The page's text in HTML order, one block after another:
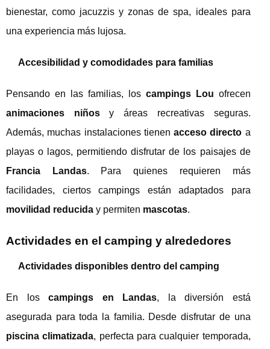
bienestar, como jacuzzis y zonas de spa, ideales para
una experiencia más lujosa.
Accesibilidad y comodidades para familias
Pensando en las familias, los campings Lou ofrecen
animaciones niñosy áreas recreativas seguras.
Además, muchas instalaciones tienenacceso directo a
playas o lagos, permitiendo disfrutar de los paisajes de
Francia Landas. Para quienes requieren más
facilidades, ciertos campings están adaptados para
movilidad reducida y permiten mascotas.
Actividades en el camping y alrededores
Actividades disponibles dentro del camping
En loscampings en Landas, la diversión está
asegurada para toda la familia. Desde disfrutar de una
piscina climatizada, perfecta para cualquier temporada,